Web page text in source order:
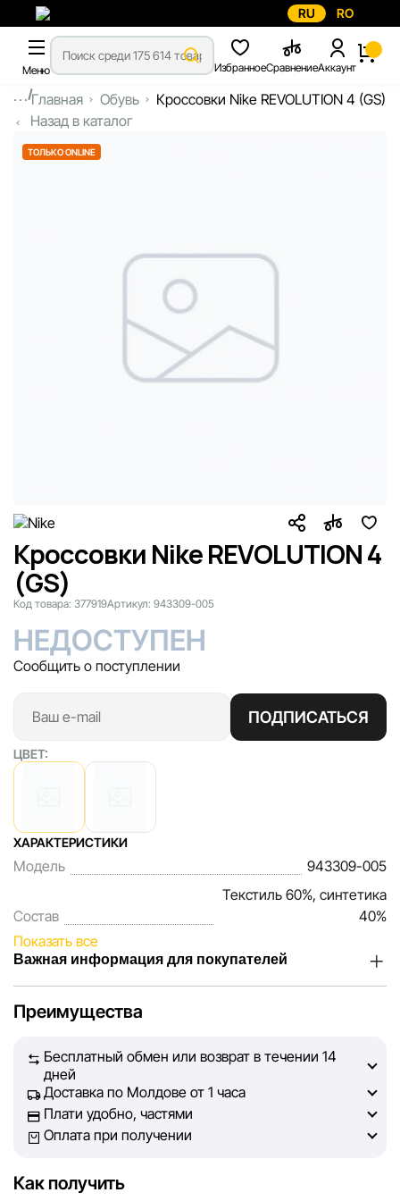
RU RO
Меню ИзбранноеСравнениеАккаунт
...Главная Обувь
Кроссовки Nike REVOLUTION 4 (GS)
Назад в каталог
ТОЛЬКО ONLINE
Кроссовки Nike REVOLUTION 4
(GS)
Код товара: 377919Артикул: 943309-005
НЕДОСТУПЕН
Сообщить о поступлении
ПОДПИСАТЬСЯ
ЦВЕТ:
ХАРАКТЕРИСТИКИ
Модель 943309-005
Состав
Текстиль 60%, синтетика
40%
Показать все
Важная информация для покупателей
наших покупателей. Каждый день мы работаем над тем,
на сайте, была максимально полной, объективной и
актуальной. Наша цель — обеспечить вас достоверной
информацией, чтобы вы смогли принять лучшее
решение о покупке.
не может гарантировать абсолютную точность всех
Преимущества
Бесплатный обмен или возврат в течении 14
дней
Доставка по Молдове от 1 часа
Плати удобно, частями
Оплата при получении
Как получить